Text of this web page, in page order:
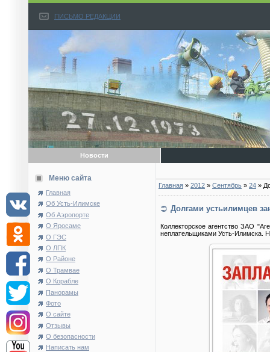
ПИСЬМО РЕДАКЦИИ
Новости
Меню сайта
Главная
Об Усть-Илимске
Об Аэропорте
О Яросаме
О ГЭС
О ЛПК
О Районе
О Трамвае
О Корабле
Панорамы
Фото
О сайте
Отзывы
О безопасности
Написать нам
Главная » 2012 » Сентябрь » 24 »
Долгами устьилимцев
Коллекторское агентство ЗАО
неплательщиками Усть-Илимска.